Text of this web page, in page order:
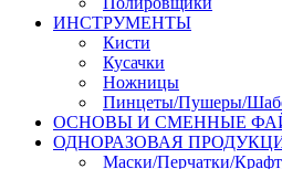
ИНСТРУМЕНТЫ
Кисти
Кусачки
Ножницы
Пинцеты/Пушеры/
ОСНОВЫ И СМЕННЫЕ
ОДНОРАЗОВАЯ
Маски/Перчатки/